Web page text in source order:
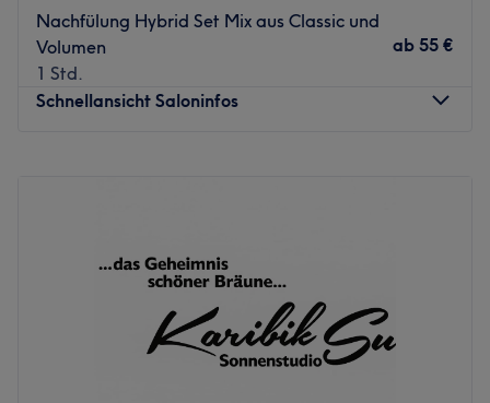
Nachfülung Hybrid Set Mix aus Classic und
Volumen
1 Std.
ab 55 €
Schnellansicht Saloninfos
Freitag
Geschlossen
Bei Time for me - Beauty & Wellness in Gänserndorf